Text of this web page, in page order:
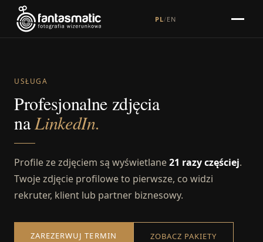
PL/EN
USŁUGA
Profesjonalne zdjęcia
naLinkedIn.
Profile ze zdjęciem są wyświetlane21 razy częściej.
Twoje zdjęcie profilowe to pierwsze, co widzi
rekruter, klient lub partner biznesowy.
ZAREZERWUJ TERMIN ZOBACZ PAKIETY